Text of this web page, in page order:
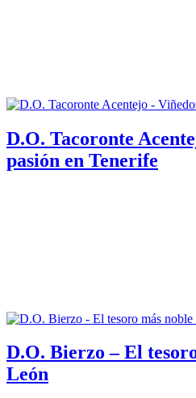
D.O. Tacoronte
pasión en Tenerife
D.O. Bierzo – El
León